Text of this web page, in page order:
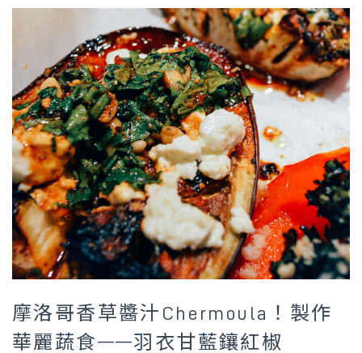
摩洛哥香草醬汁Chermoula！製作
華麗蔬食——羽衣甘藍鑲紅椒